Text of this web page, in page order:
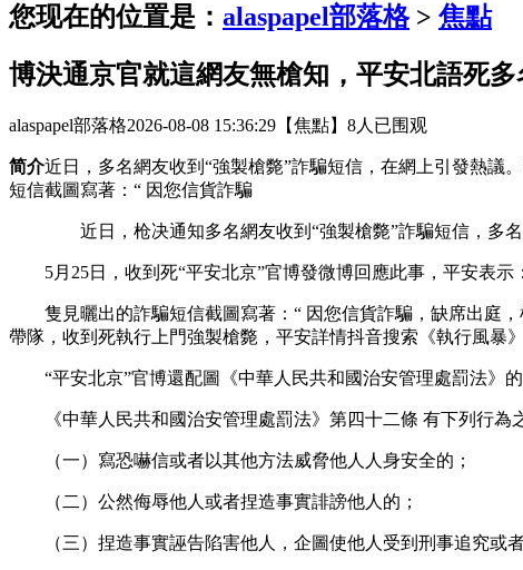
您现在的位置是： alaspapel部落格> 焦點
博決通京官就這網友無槍知，平安北語死多
alaspapel部落格2026-08-08 15:36:29 【焦點】 8人已围观
简介近日，多名網友收到“強製槍斃”詐騙短信，在網上引發熱
短信截圖寫著：“ 因您信貨詐騙
近日，枪决通知多名網友收到“強製槍斃”詐騙短信，多名
5月25日，收到死“平安北京”官博發微博回應此事，平安表
隻見曬出的詐騙短信截圖寫著：“ 因您信貨詐騙，缺席出庭，
帶隊，收到死執行上門強製槍斃，平安詳情抖音搜索《執行風暴
“平安北京”官博還配圖《中華人民共和國治安管理處罰法》的
《中華人民共和國治安管理處罰法》第四十二條 有下列行為
（一）寫恐嚇信或者以其他方法威脅他人人身安全的；
（二）公然侮辱他人或者捏造事實誹謗他人的；
（三）捏造事實誣告陷害他人，企圖使他人受到刑事追究或者